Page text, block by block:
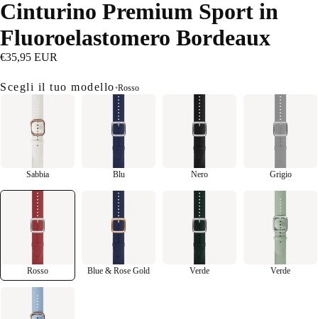
Cinturino Premium Sport in
Fluoroelastomero Bordeaux
€35,95 EUR
Scegli il tuo modello•Rosso
Sabbia Blu Nero Grigio
Rosso Blue & Rose Gold Verde Verde